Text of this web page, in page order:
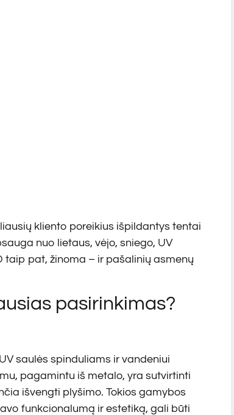
kliento poreikius išpildantys tentai
nuo lietaus, vėjo, sniego, UV
taip pat, žinoma – ir pašalinių asmenų
pasirinkimas?
saulės spinduliams ir vandeniui
pagamintu iš metalo, yra sutvirtinti
išvengti plyšimo. Tokios gamybos
funkcionalumą ir estetiką, gali būti